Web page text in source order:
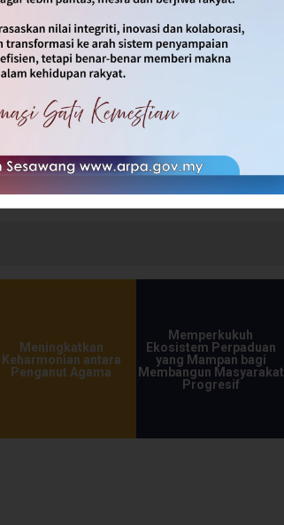
Meningkatkan
Keharmonian antara
Penganut Agama
Memperkukuh
Ekosistem Perpaduan
yang Mampan bagi
Membangun Masyarakat
Progresif